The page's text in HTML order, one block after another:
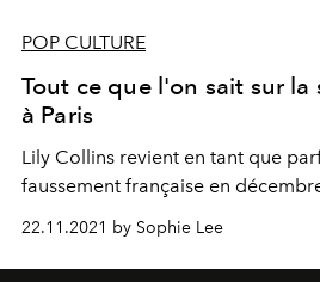
POP CULTURE
Tout ce que l'on sait sur la
à Paris
Lily Collins revient en tant que
faussement française en
22.11.2021 by Sophie Lee